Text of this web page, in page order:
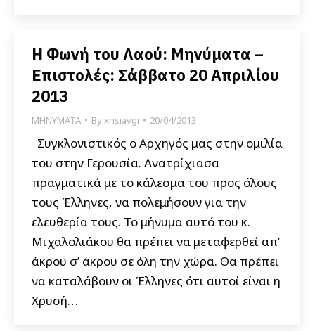
Η Φωνή του Λαού: Μηνύματα –
Επιστολές: Σάββατο 20 Απριλίου
2013
ΜΗΝΥΜΑΤΑ Byxrisiavgi 20/04/2013
Συγκλονιστικός ο Αρχηγός μας στην ομιλία
του στην Γερουσία. Ανατρίχιασα
πραγματικά με το κάλεσμα του προς όλους
τους Έλληνες, να πολεμήσουν για την
ελευθερία τους. Το μήνυμα αυτό του κ.
Μιχαλολιάκου θα πρέπει να μεταφερθεί απ’
άκρου σ’ άκρου σε όλη την χώρα. Θα πρέπει
να καταλάβουν οι Έλληνες ότι αυτοί είναι η
Χρυσή…